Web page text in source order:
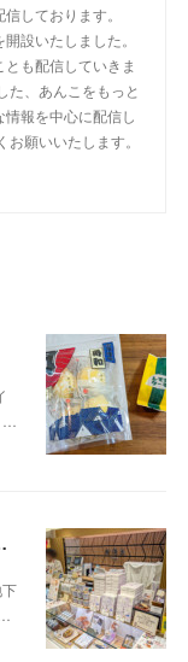
しております。
設いたしました。
も配信していきま
た、あんこをもっと
報を中心に配信し
願いいたします。
の意外な違い